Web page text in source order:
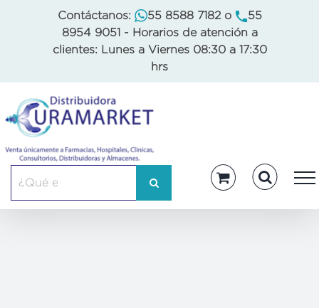
Contáctanos: 55 8588 7182o
55
8954 9051 - Horarios de atención a
clientes: Lunes a Viernes 08:30 a 17:30
hrs